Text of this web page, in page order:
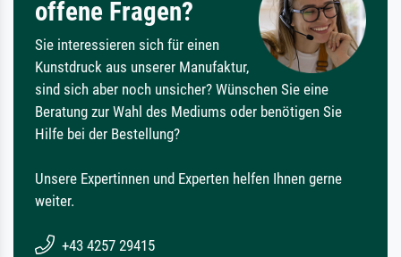
offene Fragen?
Sie interessieren sich für einen
Kunstdruck aus unserer Manufaktur,
sind sich aber noch unsicher? Wünschen Sie eine
Beratung zur Wahl des Mediums oder benötigen Sie
Hilfe bei der Bestellung?
Unsere Expertinnen und Experten helfen Ihnen gerne
weiter.
+43 4257 29415